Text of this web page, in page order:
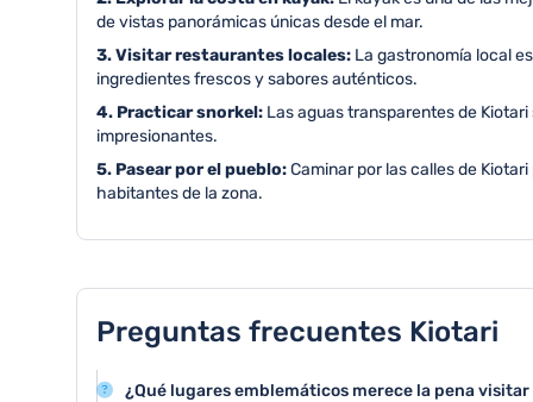
de vistas panorámicas únicas desde el mar.
3. Visitar restaurantes locales: La gastronomía local
ingredientes frescos y sabores auténticos.
4. Practicar snorkel: Las aguas transparentes de
impresionantes.
5. Pasear por el pueblo:Caminar por las calles de
habitantes de la zona.
Preguntas frecuentes Kiotari
¿Qué lugares emblemáticos merece la pena